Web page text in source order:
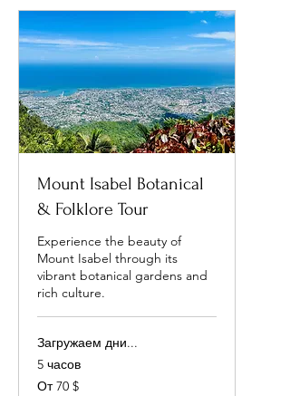
Mount Isabel Botanical
& Folklore Tour
Experience the beauty of
Mount Isabel through its
vibrant botanical gardens and
rich culture.
Загружаем дни...
5 часов
От
70
От 70 $